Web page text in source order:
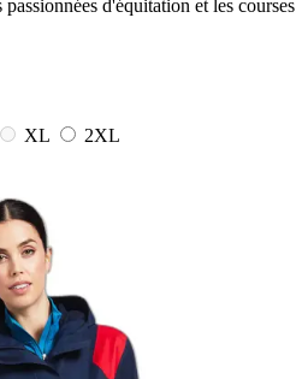
d'équitation et les courses
XL
2XL